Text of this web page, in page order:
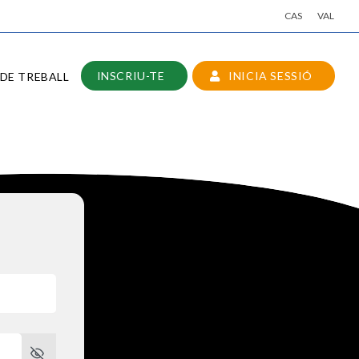
CAS VAL
TREBALL INSCRIU-TE INICIA SESSIÓ